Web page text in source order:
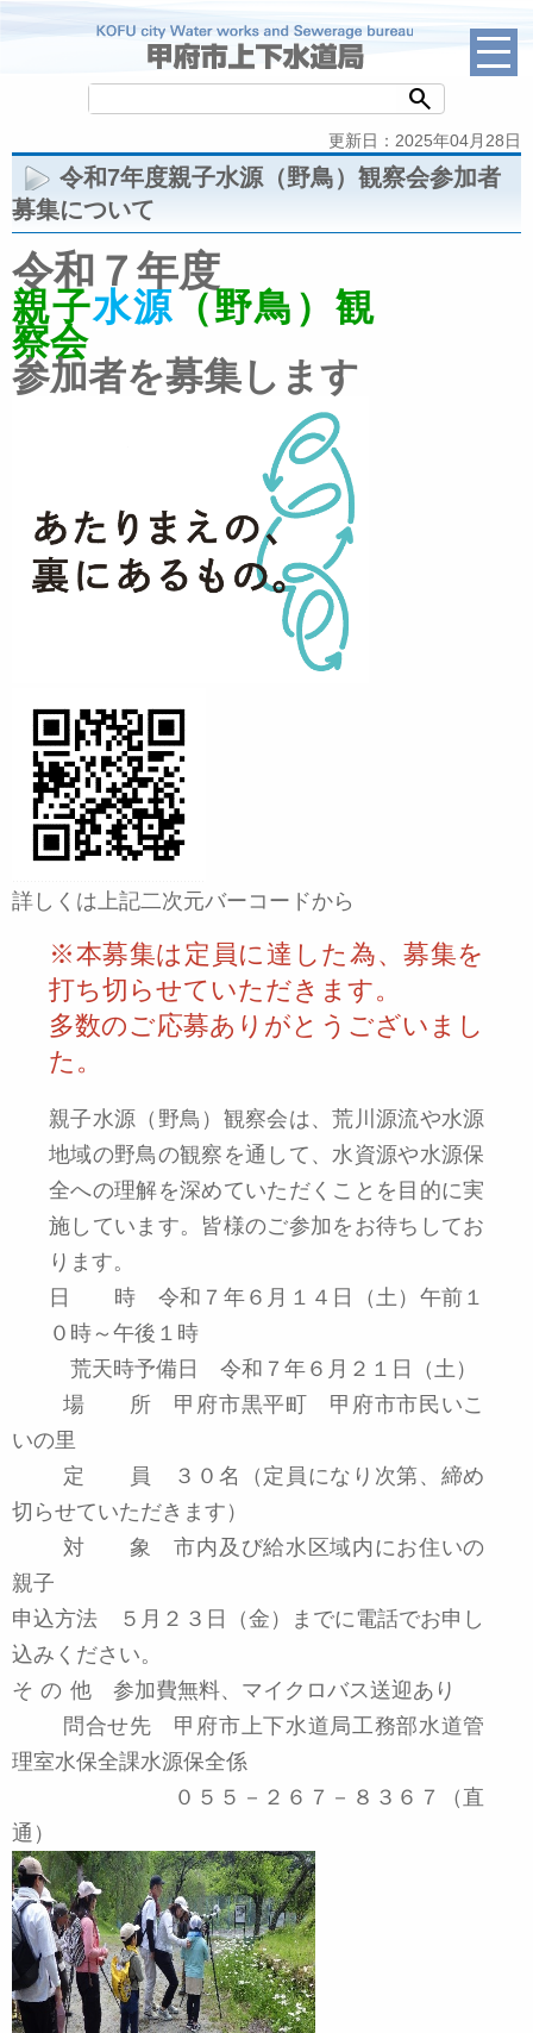
search
更新日：2025年04月28日
令和7年度親子水源（野鳥）観察会参加者
募集について
令和７年度
親子水源 （野鳥）観
察会
参加者を募集します
詳しくは上記二次元バーコードから
※本募集は定員に達した為、募集を
打ち切らせていただきます。
多数のご応募ありがとうございまし
た。
親子水源（野鳥）観察会は、荒川源流や水源
地域の野鳥の観察を通して、水資源や水源保
全への理解を深めていただくことを目的に実
施しています。皆様のご参加をお待ちしてお
ります。
日 時 令和７年６月１４日（土）午前１
０時～午後１時
荒天時予備日 令和７年６月２１日（土）
場 所 甲府市黒平町 甲府市市民いこ
いの里
定 員 ３０名（定員になり次第、締め
切らせていただきます）
対 象 市内及び給水区域内にお住いの
親子
申込方法 ５月２３日（金）までに電話でお申し
込みください。
その 他参加費無料、マイクロバス送迎あり
問合せ先 甲府市上下水道局工務部水道管
理室水保全課水源保全係
０５５－２６７－８３６７（直
通）